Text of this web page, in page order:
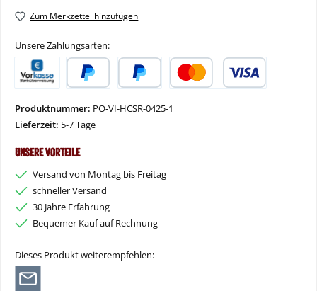
Zum Merkzettel hinzufügen
Unsere Zahlungsarten:
Produktnummer: PO-VI-HCSR-0425-1
Lieferzeit: 5-7 Tage
Unsere Vorteile
Versand von Montag bis Freitag
schneller Versand
30 Jahre Erfahrung
Bequemer Kauf auf Rechnung
Dieses Produkt weiterempfehlen: